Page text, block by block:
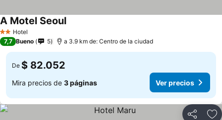
2 Estrellas
Hotel
A Motel Seoul
7,7 Bueno 5 a 3.9 km de: Centro de la ciudad
De $ 82.052
Mira precios de 3 páginas Ver precios